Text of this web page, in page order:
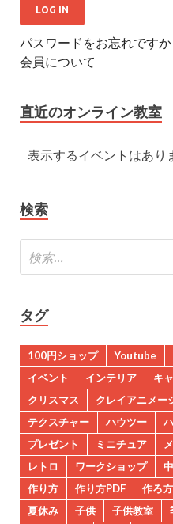
パスワードをお忘れですか
会員について
直近のオンライン教室
表示するイベントはあり
検索
タグ
100円ショップ Youtube
イベント
インテリア キ
クリスマス
クレイアニメー
テクスチャー
ハウツー
プレゼント
ミニチュア
レトロ
ワークショップ
作り方
作り方PDF 作ろ
夏休み
子供 子供教室